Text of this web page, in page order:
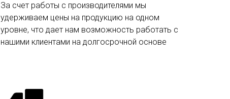
За счет работы с производителями мы
удерживаем цены на продукцию на одном
уровне, что дает нам возможность работать с
нашими клиентами на долгосрочной основе